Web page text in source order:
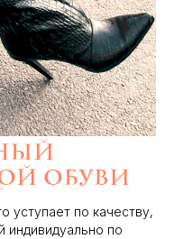
обуви
уступает по качеству,
индивидуально по